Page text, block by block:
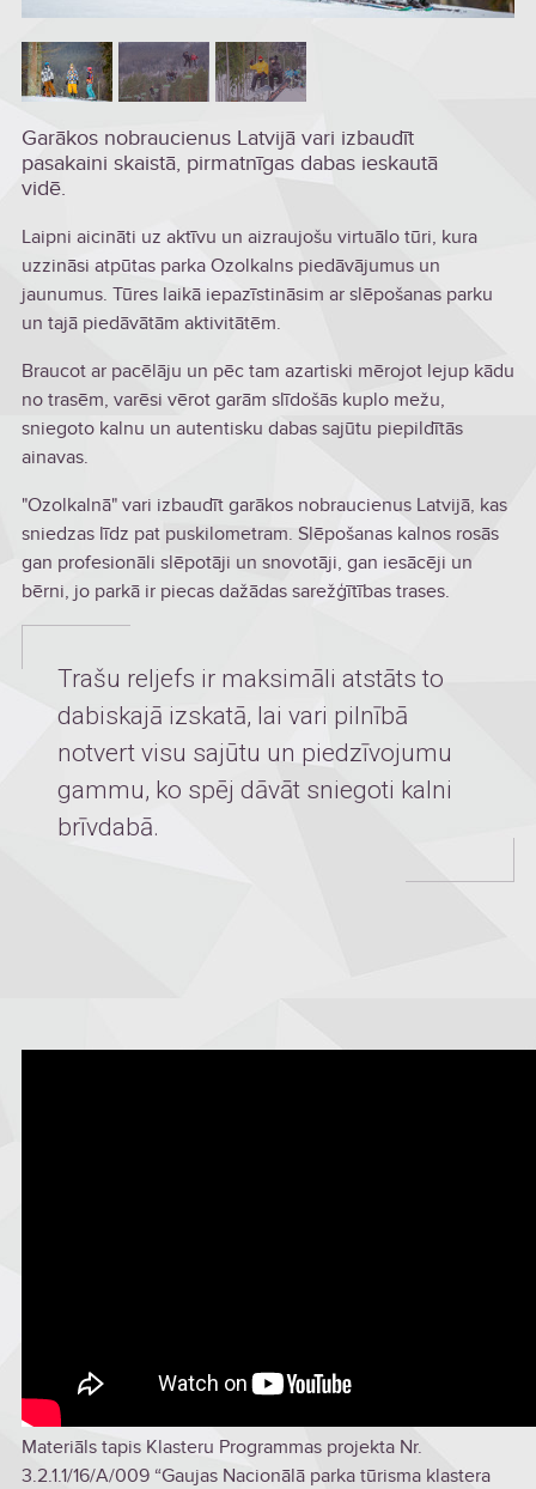
Garākos nobraucienus Latvijā vari izbaudīt
pasakaini skaistā, pirmatnīgas dabas ieskautā
vidē.
Laipni aicināti uz aktīvu un aizraujošu virtuālo tūri, kura
uzzināsi atpūtas parka Ozolkalns piedāvājumus un
jaunumus. Tūres laikā iepazīstināsim ar slēpošanas parku
un tajā piedāvātām aktivitātēm.
Braucot ar pacēlāju un pēc tam azartiski mērojot lejup kādu
no trasēm, varēsi vērot garām slīdošās kuplo mežu,
sniegoto kalnu un autentisku dabas sajūtu piepildītās
ainavas.
"Ozolkalnā" vari izbaudīt garākos nobraucienus Latvijā, kas
sniedzas līdz pat puskilometram. Slēpošanas kalnos rosās
gan profesionāli slēpotāji un snovotāji, gan iesācēji un
bērni, jo parkā ir piecas dažādas sarežģītības trases.
Trašu reljefs ir maksimāli atstāts to
dabiskajā izskatā, lai vari pilnībā
notvert visu sajūtu un piedzīvojumu
gammu, ko spēj dāvāt sniegoti kalni
brīvdabā.
Materiāls tapis Klasteru Programmas projekta Nr.
3.2.1.1/16/A/009 “Gaujas Nacionālā parka tūrisma klastera